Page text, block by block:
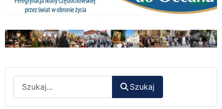
Szukaj